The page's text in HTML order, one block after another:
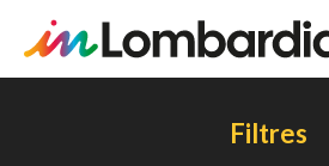
Filtres